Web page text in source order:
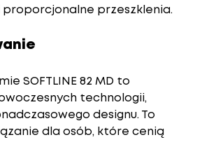
proporcjonalne przeszklenia.
SOFTLINE 82 MD to
technologii,
designu. To
dla osób, które cenią